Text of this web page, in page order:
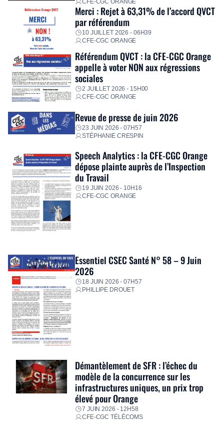
CFE-CGC ORANGE
Merci : Rejet à 63,31% de l’accord QVCT
par référendum
10 JUILLET 2026 - 06H39
CFE-CGC ORANGE
Référendum QVCT : la CFE-CGC Orange
appelle à voter NON aux régressions
sociales
2 JUILLET 2026 - 15H00
CFE-CGC ORANGE
Revue de presse de juin 2026
23 JUIN 2026 - 07H57
STÉPHANIE CRESPIN
Speech Analytics : la CFE-CGC Orange
dépose plainte auprès de l’Inspection
du Travail
19 JUIN 2026 - 10H16
CFE-CGC ORANGE
Essentiel CSEC Santé N° 58 – 9 Juin
2026
18 JUIN 2026 - 07H57
PHILLIPE DROUET
Démantèlement de SFR : l’échec du
modèle de la concurrence sur les
infrastructures uniques, un prix trop
élevé pour Orange
7 JUIN 2026 - 12H58
CFE-CGC TÉLÉCOMS